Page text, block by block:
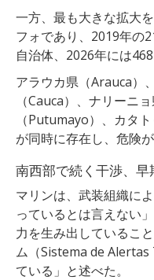
一方、最も大きな拡大
フォであり、2019年の
自治体、2026年には
アラウカ県（Arauca）
（Cauca）、ナリーニ
（Putumayo）、カタ
が同時に存在し、危険が
南西部で続く干渉、
マリンは、武装組織に
っているとは言えない
力を生み出しているこ
ム（Sistema de
ている」と述べた。